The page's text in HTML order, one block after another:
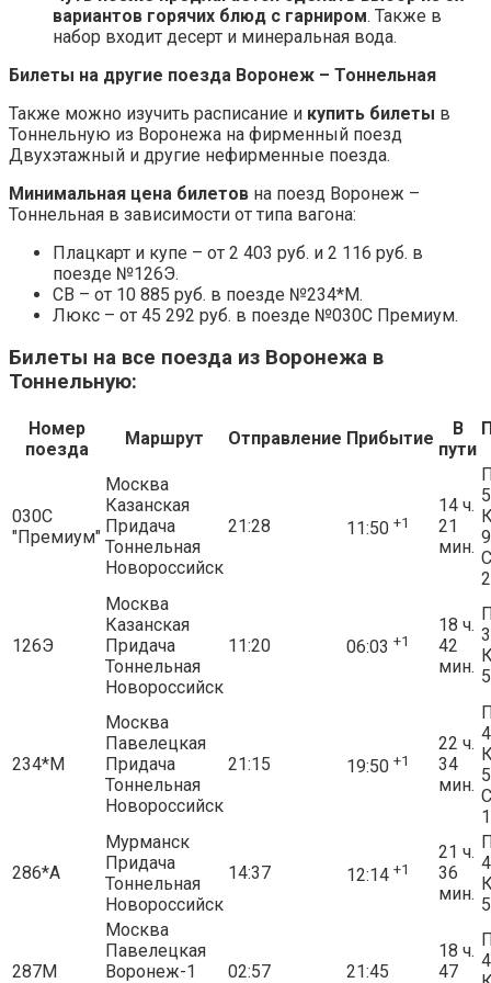
вариантов горячих блюд с гарниром. Также в
набор входит десерт и минеральная вода.
Билеты на другие поезда Воронеж – Тоннельная
Также можно изучить расписание и купить билеты в
Тоннельную из Воронежа на фирменный поезд
Двухэтажный и другие нефирменные поезда.
Минимальная цена билетов на поезд Воронеж –
Тоннельная в зависимости от типа вагона:
Плацкарт и купе – от 2 403 руб. и 2 116 руб. в
поезде №126Э.
СВ – от 10 885 руб. в поезде №234*М.
Люкс – от 45 292 руб. в поезде №030С Премиум.
Билеты на все поезда из Воронежа в
Тоннельную:
Номер
поезда
Маршрут Отправление Прибытие
В
пути
030С
"Премиум"
Москва
Казанская
Придача
Тоннельная
Новороссийск
21:28 11:50 +1
14 ч.
21
мин.
126Э
Москва
Казанская
Придача
Тоннельная
Новороссийск
11:20 06:03 +1
18 ч.
42
мин.
234*М
Москва
Павелецкая
Придача
Тоннельная
Новороссийск
21:15 19:50 +1
22 ч.
34
мин.
286*А
Мурманск
Придача
Тоннельная
Новороссийск
14:37 12:14 +1
21 ч.
36
мин.
287М
Москва
Павелецкая
Воронеж-1
02:57 21:45
18 ч.
47